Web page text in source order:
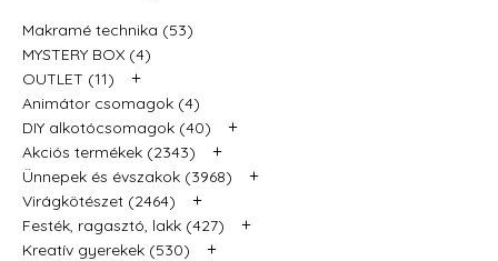
Makramé technika (53)
MYSTERY BOX (4)
OUTLET (11)
+
Animátor csomagok (4)
DIY alkotócsomagok (40)
+
Akciós termékek (2343) +
Ünnepek és évszakok (3968) +
Virágkötészet (2464) +
Festék, ragasztó, lakk (427) +
Kreatív gyerekek (530) +